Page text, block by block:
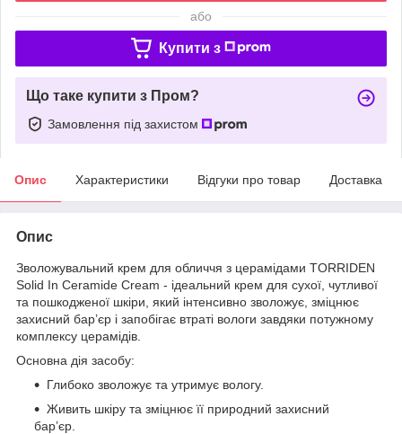
або
Купити з
Що таке купити з Пром?
Замовлення під захистом
Опис Характеристики Відгуки про товар Доставка
Опис
Зволожувальний крем для обличчя з церамідами TORRIDEN
Solid In Ceramide Cream - ідеальний крем для сухої, чутливої
та пошкодженої шкіри, який інтенсивно зволожує, зміцнює
захисний бар’єр і запобігає втраті вологи завдяки потужному
комплексу церамідів.
Основна дія засобу:
Глибоко зволожує та утримує вологу.
Живить шкіру та зміцнює її природний захисний
бар’єр.